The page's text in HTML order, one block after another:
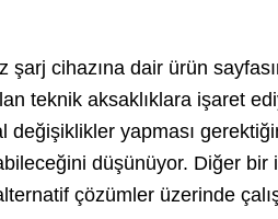
cihazına dair ürün
teknik aksaklıklara işaret
değişiklikler yapması
düşünüyor. Diğer bir
çözümler üzerinde